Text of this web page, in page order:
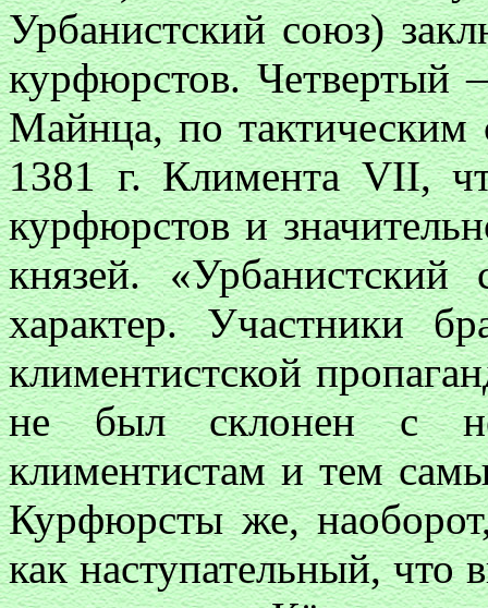
Урбанистский союз)
курфюрстов. Четвертый
Майнца, по тактическим
1381 г. КлиментаVII,
курфюрстов и
князей.
характер. Участники
климентистской
не был склонен с
климентистам и тем
Курфюрсты же,
как наступательный, что